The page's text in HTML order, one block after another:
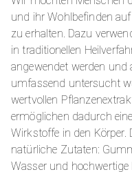
und ihr Wohlbefinden
zu erhalten. Dazu
in traditionellen
angewendet werden
umfassend untersucht
wertvollen
ermöglichen dadurch
Wirkstoffe in den Körper.
natürliche Zutaten:
Wasser und